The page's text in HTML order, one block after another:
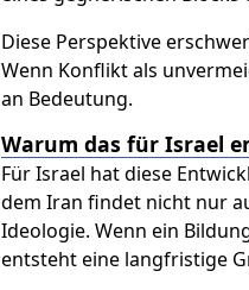
Diese Perspektive
Wenn Konflikt als
an Bedeutung.
Warum das für Israel
Für Israel hat diese
dem Iran findet nicht nur
Ideologie. Wenn ein
entsteht eine langfristige